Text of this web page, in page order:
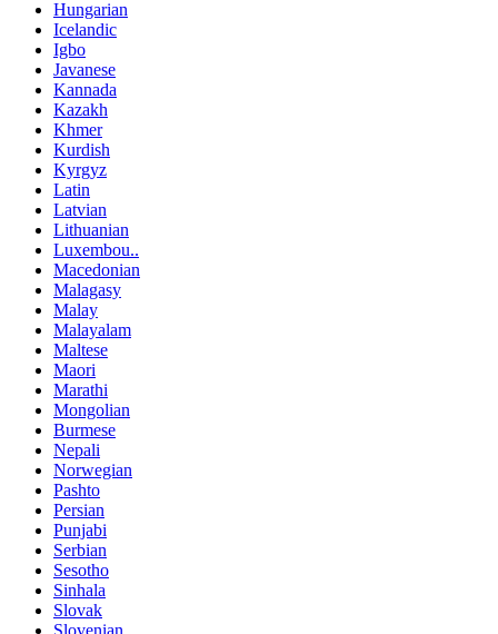
Hungarian
Icelandic
Igbo
Javanese
Kannada
Kazakh
Khmer
Kurdish
Kyrgyz
Latin
Latvian
Lithuanian
Luxembou..
Macedonian
Malagasy
Malay
Malayalam
Maltese
Maori
Marathi
Mongolian
Burmese
Nepali
Norwegian
Pashto
Persian
Punjabi
Serbian
Sesotho
Sinhala
Slovak